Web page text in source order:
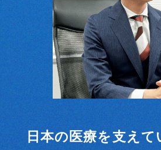
日本の医療を支えて